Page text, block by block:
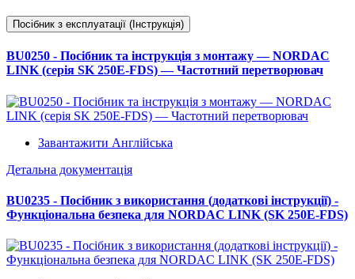
Посібник з експлуатації (Інструкція)
BU0250 - Посібник та інструкція з монтажу — NORDAC
LINK (серія SK 250E-FDS) — Частотний перетворювач
Завантажити Англійська
Детальна документація
BU0235 - Посібник з використання (додаткові інструкції) -
Функціональна безпека для NORDAC LINK (SK 250E-FDS)